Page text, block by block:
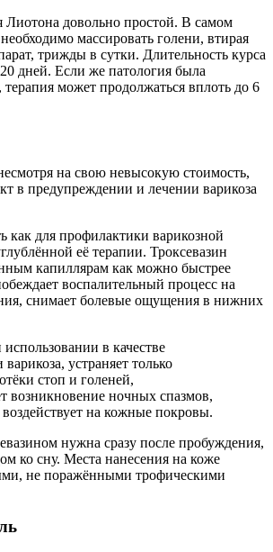
довольно простой. В самом
массировать голени, втирая
трижды в сутки. Длительность курса
20 дней. Если же патология была
может продолжаться вплоть до 6
на свою невысокую стоимость,
в предупреждении и лечении варикоза
как для профилактики варикозной
её терапии. Троксевазин
капиллярам как можно быстрее
воспалительный процесс на
снимает болевые ощущения в нижних
в качестве
устраняет только
стоп и голеней,
возникновение ночных спазмов,
на кожные покровы.
нужна сразу после пробуждения,
ко сну. Места нанесения на коже
не поражёнными трофическими